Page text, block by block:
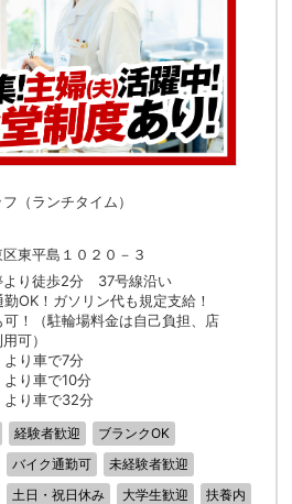
（ランチタイム）
東平島１０２０－３
より徒歩2分 37号線沿い
OK！ガソリン代も規定支給！
！（駐輪場料金は自己負担、店
可）
り車で7分
り車で10分
り車で32分
経験者歓迎
ブランクOK
バイク通勤可
未経験者歓迎
土日・祝日休み 大学生歓迎
扶養内